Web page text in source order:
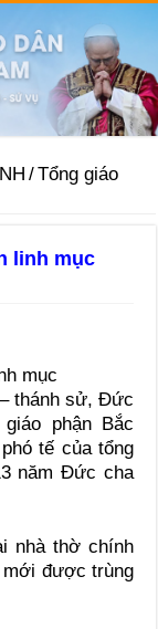
/Tổng giáo
linh mục
thánh sử, Đức
phận Bắc
tế của tổng
năm Đức cha
nhà thờ chính
mới được trùng